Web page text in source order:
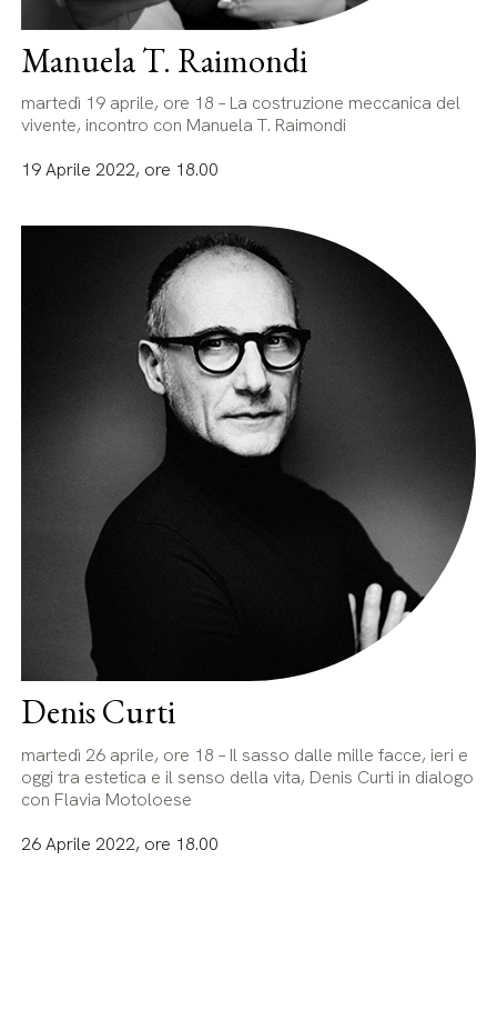
Manuela T. Raimondi
martedì 19 aprile, ore 18 – La costruzione meccanica del
vivente, incontro con Manuela T. Raimondi
19 Aprile 2022, ore 18.00
Denis Curti
martedì 26 aprile, ore 18 – Il sasso dalle mille facce, ieri e
oggi tra estetica e il senso della vita, Denis Curti in dialogo
con Flavia Motoloese
26 Aprile 2022, ore 18.00